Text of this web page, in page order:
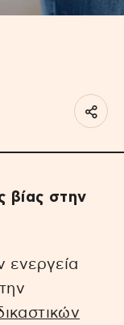
βίας στην
ενεργεία